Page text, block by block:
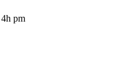
pm